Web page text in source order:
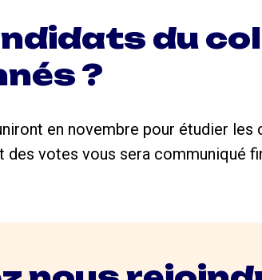
du
?
en novembre pour étudier les
votes vous sera communiqué